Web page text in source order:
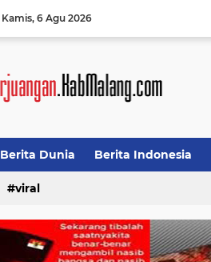
Kamis 6 Agu 2026
Berita Dunia Berita Indonesia
viral